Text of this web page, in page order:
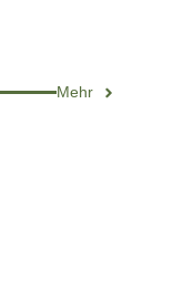
Mehr